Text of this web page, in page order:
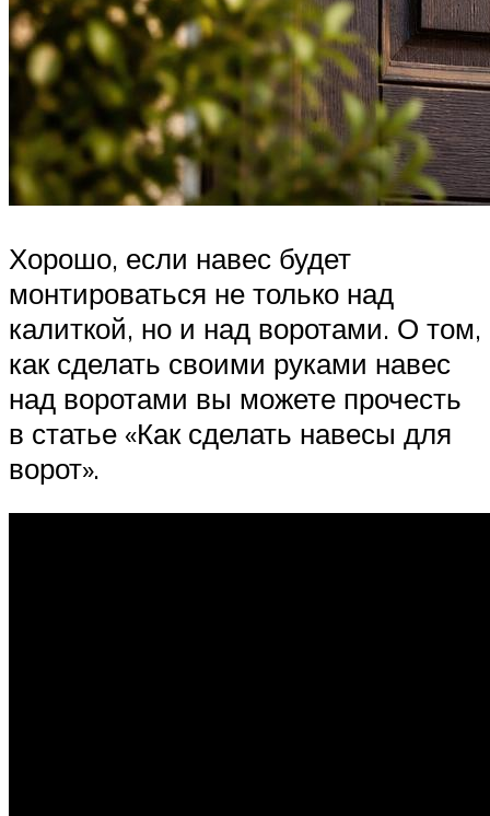
Хорошо, если навес будет
монтироваться не только над
калиткой, но и над воротами. О том,
как сделать своими руками навес
над воротами вы можете прочесть
в статье «Как сделать навесы для
ворот».